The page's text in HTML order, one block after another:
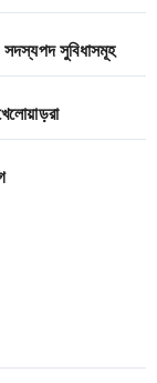
সদস্যপদ সুবিধাসমূহ